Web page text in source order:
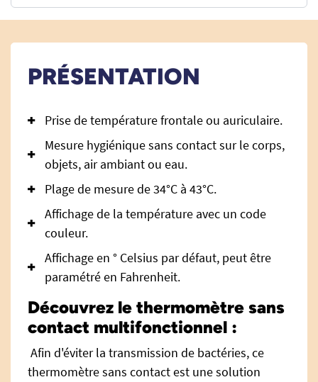
PRÉSENTATION
Prise de température frontale ou auriculaire.
Mesure hygiénique sans contact sur le corps,
objets, air ambiant ou eau.
Plage de mesure de 34°C à 43°C.
Affichage de la température avec un code
couleur.
Affichage en ° Celsius par défaut, peut être
paramétré en Fahrenheit.
Découvrez le thermomètre sans
contact multifonctionnel :
Afin d'éviter la transmission de bactéries, ce
thermomètre sans contact est une solution